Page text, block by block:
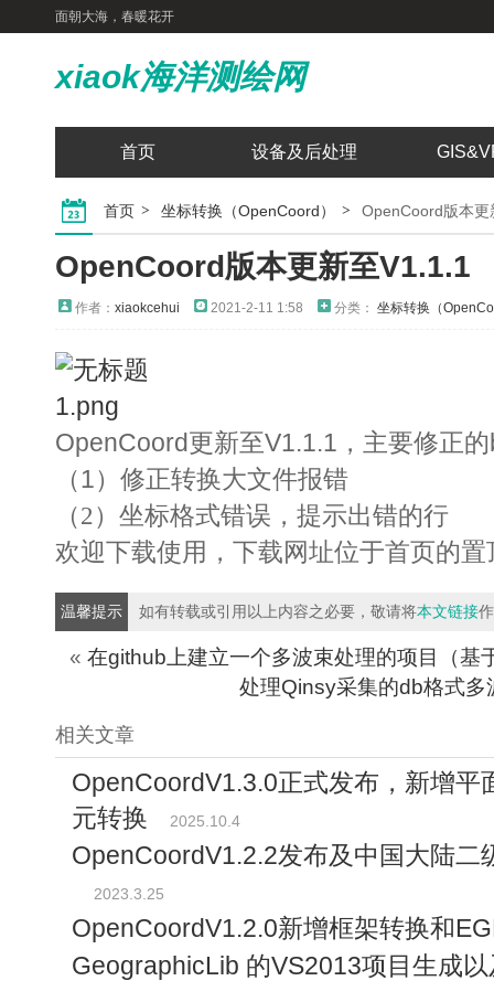
面朝大海，春暖花开
xiaok海洋测绘网
首页 设备及后处理
首页 坐标转换（OpenCoord） OpenCoord版本更
OpenCoord版本更新至V1.1.1
作者： xiaokcehui 2021-2-11 1:58 分类： 坐标转换（
OpenCoord更新至V1.1.1，主要修正
（1） 修正转换大文件报错
（2）坐标格式错误，提示出错的行
欢迎下载使用，下载网址位于首页的置
温馨提示 如有转载或引用以上内容之必要，敬请将本文链接
« 在github上建立一个多波束处理的项目（基
处理Qinsy采集的db格式多
相关文章
OpenCoordV1.3.0正式发布，新增平
元转换
2025.10.4
OpenCoordV1.2.2发布及中国大陆二
2023.3.25
OpenCoordV1.2.0新增框架转换和
GeographicLib 的VS2013项目生成